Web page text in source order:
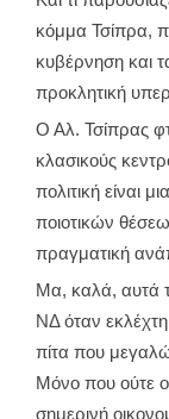
κόμμα Τσίπρα,
κυβέρνηση και
προκλητική
Ο Αλ. Τσίπρας
κλασικούς
πολιτική είναι
ποιοτικών
πραγματική
Μα, καλά, αυτά
ΝΔ όταν
πίτα που
Μόνο που ούτε ο
σημερινή